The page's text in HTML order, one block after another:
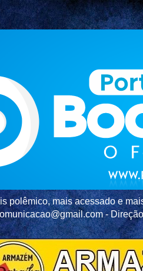
polêmico, mais acessado e
-